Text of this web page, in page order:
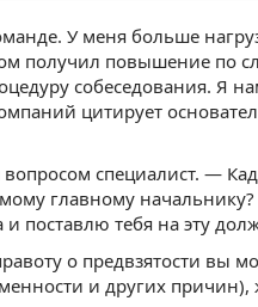
У меня больше
получил повышение по
собеседования. Я
цитирует
специалист. —
главному
поставлю тебя на эту
о предвзятости вы
и других